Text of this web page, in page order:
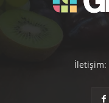
İletişim: